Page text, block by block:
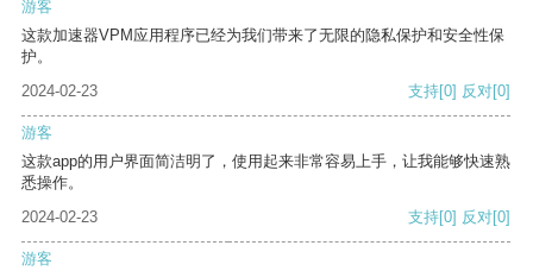
游客
这款加速器VPM应用程序已经为我们带来了无限的隐私保护和安全性保
护。
2024-02-23
支持[0] 反对[0]
游客
这款app的用户界面简洁明了，使用起来非常容易上手，让我能够快速熟
悉操作。
2024-02-23
支持[0] 反对[0]
游客